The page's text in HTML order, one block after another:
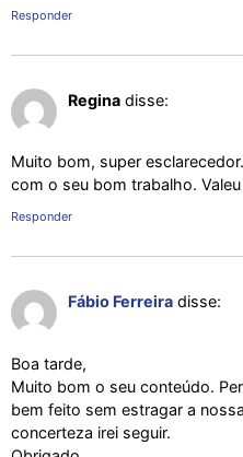
Responder
Regina disse:
Muito bom, super
com o seu bom trabalho.
Responder
Fábio Ferreira disse:
Boa tarde,
Muito bom o seu conteúdo.
bem feito sem estragar a
concerteza irei seguir.